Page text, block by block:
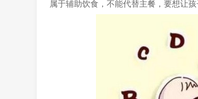
属于辅助饮食，不能代替主餐，要想让